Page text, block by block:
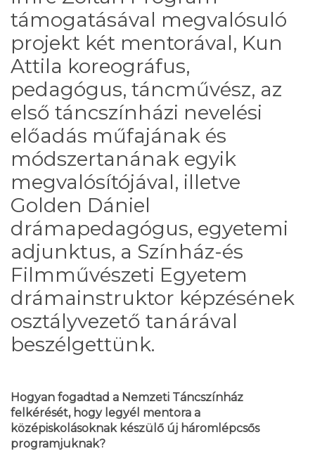
támogatásával megvalósuló
projekt két mentorával, Kun
Attila koreográfus,
pedagógus, táncművész, az
első táncszínházi nevelési
előadás műfajának és
módszertanának egyik
megvalósítójával, illetve
Golden Dániel
drámapedagógus, egyetemi
adjunktus, a Színház-és
Filmművészeti Egyetem
drámainstruktor képzésének
osztályvezető tanárával
beszélgettünk.
Hogyan fogadtad a Nemzeti Táncszínház
felkérését, hogy legyél mentora a
középiskolásoknak készülő új háromlépcsős
programjuknak?